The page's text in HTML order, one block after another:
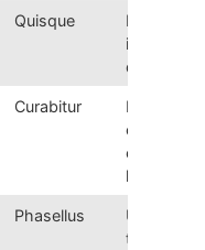
Quisque
Mauris
id metus
quis orci
Curabitur
Fusce
convallis
ex eget
lectus
Phasellus
Ut
tempor